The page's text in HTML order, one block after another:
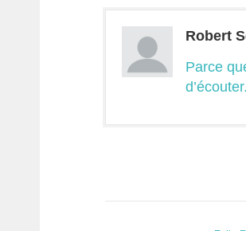
Robert
Parce
d’écouter.